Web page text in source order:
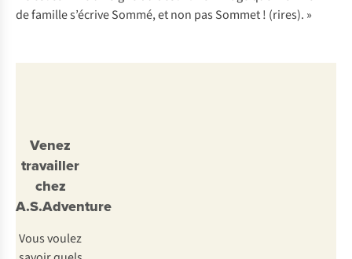
de famille s’écrive Sommé, et non pas Sommet ! (rires). »
Venez
travailler
chez
A.S.Adventure
Vous voulez